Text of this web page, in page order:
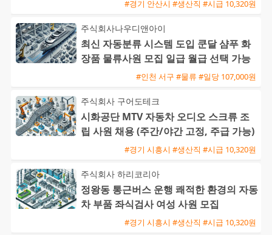
#경기 안산시 #생산직 #시급 10,320원
주식회사나우디앤아이
최신 자동분류 시스템 도입 쿤달 샴푸 화
장품 물류사원 모집 일급 월급 선택 가능
#인천 서구 #물류 #일당 107,000원
주식회사 구어도테크
시화공단 MTV 자동차 오디오 스크류 조
립 사원 채용 (주간/야간 고정, 주급 가능)
#경기 시흥시 #생산직 #시급 10,320원
주식회사 하리코리아
정왕동 통근버스 운행 쾌적한 환경의 자동
차 부품 좌식검사 여성 사원 모집
#경기 시흥시 #생산직 #시급 10,320원